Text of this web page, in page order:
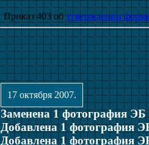
Приказ 403 обутверждении
17 октября 2007.
Заменена 1 фотография ЭБ
Добавлена 1 фотография
Добавлена 1 фотография